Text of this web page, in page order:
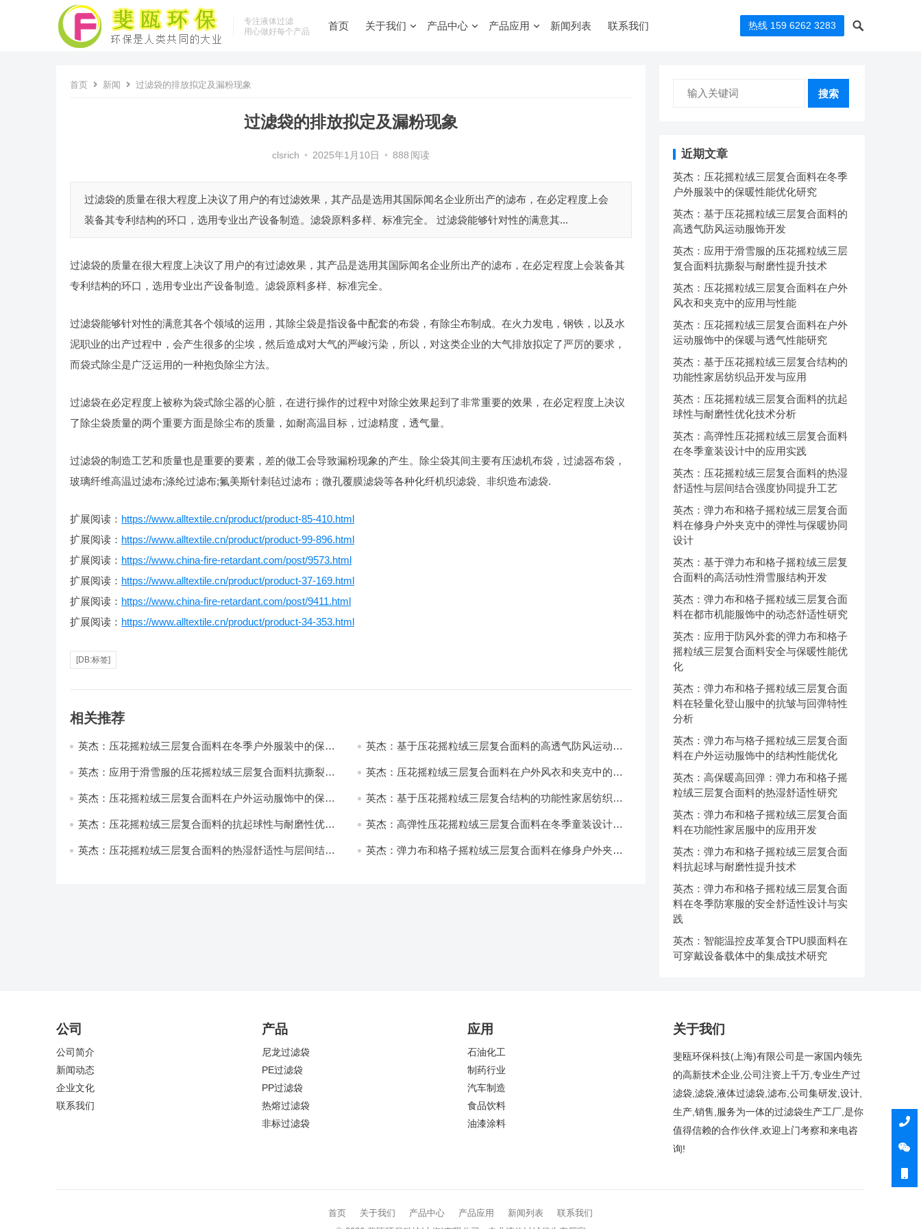
专注液体过滤
用心做好每个产品
首页 关于我们 产品中心 产品应用 新闻列表 联系我们 热线 159 6262 3283
首页 新闻 过滤袋的排放拟定及漏粉现象
过滤袋的排放拟定及漏粉现象
clsrich • 2025年1月10日 • 888 阅读
过滤袋的质量在很大程度上决议了用户的有过滤效果，其产品是选用其国际闻名企业所出产的滤布，在必定程度上会
装备其专利结构的环口，选用专业出产设备制造。滤袋原料多样、标准完全。 过滤袋能够针对性的满意其...
过滤袋的质量在很大程度上决议了用户的有过滤效果，其产品是选用其国际闻名企业所出产的滤布，在必定程度上会装备其
专利结构的环口，选用专业出产设备制造。滤袋原料多样、标准完全。
过滤袋能够针对性的满意其各个领域的运用，其除尘袋是指设备中配套的布袋，有除尘布制成。在火力发电，钢铁，以及水
泥职业的出产过程中，会产生很多的尘埃，然后造成对大气的严峻污染，所以，对这类企业的大气排放拟定了严厉的要求，
而袋式除尘是广泛运用的一种抱负除尘方法。
过滤袋在必定程度上被称为袋式除尘器的心脏，在进行操作的过程中对除尘效果起到了非常重要的效果，在必定程度上决议
了除尘袋质量的两个重要方面是除尘布的质量，如耐高温目标，过滤精度，透气量。
过滤袋的制造工艺和质量也是重要的要素，差的做工会导致漏粉现象的产生。除尘袋其间主要有压滤机布袋，过滤器布袋，
玻璃纤维高温过滤布;涤纶过滤布;氟美斯针刺毡过滤布；微孔覆膜滤袋等各种化纤机织滤袋、非织造布滤袋.
扩展阅读： https://www.alltextile.cn/product/product-85-410.html
扩展阅读： https://www.alltextile.cn/product/product-99-896.html
扩展阅读： https://www.china-fire-retardant.com/post/9573.html
扩展阅读： https://www.alltextile.cn/product/product-37-169.html
扩展阅读： https://www.china-fire-retardant.com/post/9411.html
扩展阅读： https://www.alltextile.cn/product/product-34-353.html
[DB:标签]
相关推荐
英杰：压花摇粒绒三层复合面料在冬季户外服装中的保暖
英杰：基于压花摇粒绒三层复合面料的高透气防风运动服
英杰：应用于滑雪服的压花摇粒绒三层复合面料抗撕裂与
英杰：压花摇粒绒三层复合面料在户外风衣和夹克中的应
英杰：压花摇粒绒三层复合面料在户外运动服饰中的保暖
英杰：基于压花摇粒绒三层复合结构的功能性家居纺织品
英杰：压花摇粒绒三层复合面料的抗起球性与耐磨性优化
英杰：高弹性压花摇粒绒三层复合面料在冬季童装设计中
英杰：压花摇粒绒三层复合面料的热湿舒适性与层间结合
英杰：弹力布和格子摇粒绒三层复合面料在修身户外夹克
搜索
近期文章
英杰：压花摇粒绒三层复合面料在冬季
户外服装中的保暖性能优化研究
英杰：基于压花摇粒绒三层复合面料的
高透气防风运动服饰开发
英杰：应用于滑雪服的压花摇粒绒三层
复合面料抗撕裂与耐磨性提升技术
英杰：压花摇粒绒三层复合面料在户外
风衣和夹克中的应用与性能
英杰：压花摇粒绒三层复合面料在户外
运动服饰中的保暖与透气性能研究
英杰：基于压花摇粒绒三层复合结构的
功能性家居纺织品开发与应用
英杰：压花摇粒绒三层复合面料的抗起
球性与耐磨性优化技术分析
英杰：高弹性压花摇粒绒三层复合面料
在冬季童装设计中的应用实践
英杰：压花摇粒绒三层复合面料的热湿
舒适性与层间结合强度协同提升工艺
英杰：弹力布和格子摇粒绒三层复合面
料在修身户外夹克中的弹性与保暖协同
设计
英杰：基于弹力布和格子摇粒绒三层复
合面料的高活动性滑雪服结构开发
英杰：弹力布和格子摇粒绒三层复合面
料在都市机能服饰中的动态舒适性研究
英杰：应用于防风外套的弹力布和格子
摇粒绒三层复合面料安全与保暖性能优
化
英杰：弹力布和格子摇粒绒三层复合面
料在轻量化登山服中的抗皱与回弹特性
分析
英杰：弹力布与格子摇粒绒三层复合面
料在户外运动服饰中的结构性能优化
英杰：高保暖高回弹：弹力布和格子摇
粒绒三层复合面料的热湿舒适性研究
英杰：弹力布和格子摇粒绒三层复合面
料在功能性家居服中的应用开发
英杰：弹力布和格子摇粒绒三层复合面
料抗起球与耐磨性提升技术
英杰：弹力布和格子摇粒绒三层复合面
料在冬季防寒服的安全舒适性设计与实
践
英杰：智能温控皮革复合TPU膜面料在
可穿戴设备载体中的集成技术研究
公司
公司简介
新闻动态
企业文化
联系我们
产品
尼龙过滤袋
PE过滤袋
PP过滤袋
热熔过滤袋
非标过滤袋
应用
石油化工
制药行业
汽车制造
食品饮料
油漆涂料
关于我们
斐瓯环保科技(上海)有限公司是一家国内领先
的高新技术企业,公司注资上千万,专业生产过
滤袋,滤袋,液体过滤袋,滤布,公司集研发,设计,
生产,销售,服务为一体的过滤袋生产工厂,是你
值得信赖的合作伙伴,欢迎上门考察和来电咨
询!
首页 关于我们 产品中心 产品应用 新闻列表
联系我们